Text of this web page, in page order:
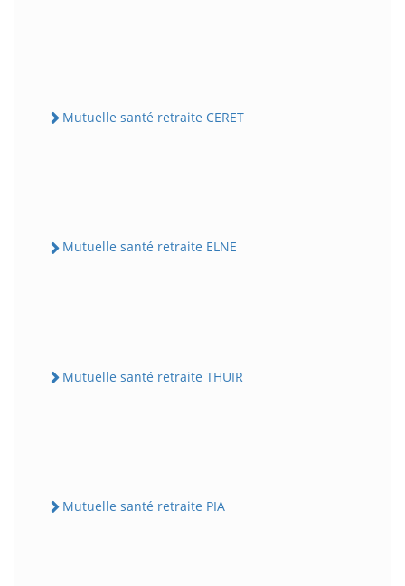
Mutuelle santé retraite CERET
Mutuelle santé retraite ELNE
Mutuelle santé retraite THUIR
Mutuelle santé retraite PIA